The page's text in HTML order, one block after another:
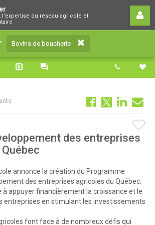
l'expertise du réseau agricole et
de boucherie
du réseau agricole et
agroalimentaire
Bovins de boucherie
des entreprises
annonce la création du Programme
des entreprises agricoles du Québec.
à appuyer financièrement la croissance et le
entreprises en stimulant les investissements
font face à de nombreux défis qui